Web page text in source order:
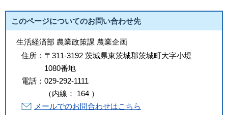
このページについてのお問い合わせ先
生活経済部 農業政策課 農業企画
住所： 〒311-3192 茨城県東茨城郡茨城町大字小堤
1080番地
電話： 029-292-1111
（内線 ： 164 ）
メールでのお問合わせはこちら